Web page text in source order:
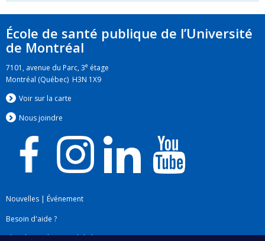
École de santé publique de l’Université
de Montréal
7101, avenue du Parc, 3e étage
Montréal (Québec) H3N 1X9
Voir sur la carte
Nous joindre
Nouvelles | Événement
Besoin d'aide ?
Plan du site|Accessibilité